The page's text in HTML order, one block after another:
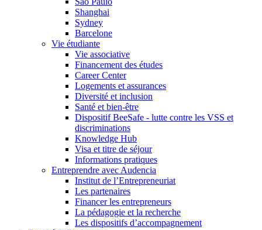
Shanghai
Sydney
Barcelone
Vie étudiante
Vie associative
Financement des études
Career Center
Logements et assurances
Diversité et inclusion
Santé et bien-être
Dispositif BeeSafe - lutte contre les VSS et
discriminations
Knowledge Hub
Visa et titre de séjour
Informations pratiques
Entreprendre avec Audencia
Institut de l’Entrepreneuriat
Les partenaires
Financer les entrepreneurs
La pédagogie et la recherche
Les dispositifs d’accompagnement